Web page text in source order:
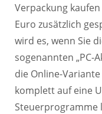
Verpackung
Euro zusätzlich
wird es, wenn Sie
sogenannten „PC-
die Online-
komplett auf eine
Steuerprogramme